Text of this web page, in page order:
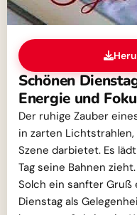
Schönen
Energie und
Der ruhige Zauber
in zarten
Szene darbietet. Es
Tag seine Bahnen zieht.
Solch ein sanfter Gruß
Dienstag als